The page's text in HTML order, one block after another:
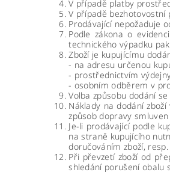
V případě platby
V případě bezhotovostní
Prodávající nepožaduje
Podle zákona o
technického výpadku
Zboží je kupujícímu
- na adresu určenou
- prostřednictvím
- osobním odběrem v
Volba způsobu dodání
Náklady na dodání
způsob dopravy
Je-li prodávající podle
na straně kupujícího
doručováním zboží,
Při převzetí zboží od
shledání porušení obalu